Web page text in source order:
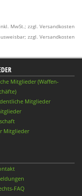
inkl. MwSt.; zzgl. Versandkosten
zzgl. Versandkosten
Mitglieder (Waffen-
Mitglieder
Mitglieder
FAQ